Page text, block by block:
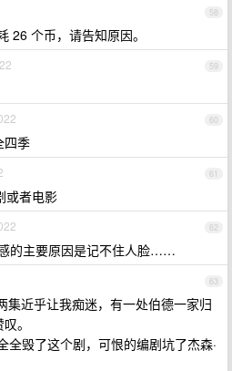
58
26 个币，请告知原因。
59
60
四季
61
或者电影
62
的主要原因是记不住人脸……
63
集近乎让我痴迷，有一处伯德一家归
。
全毁了这个剧，可恨的编剧坑了杰森·